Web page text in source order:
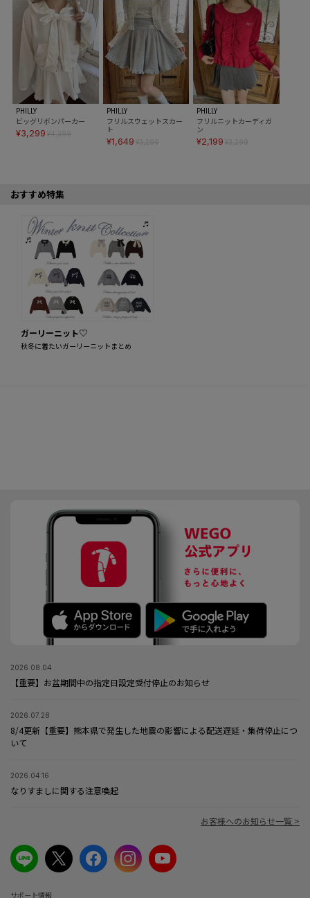
PHILLY
ビッグリボンパーカー
¥3,299 ¥4,399
PHILLY
フリルスウェットスカー
ト
¥1,649 ¥3,299
PHILLY
フリルニットカーディガ
ン
¥2,199 ¥3,299
おすすめ特集
ガーリーニット♡
秋冬に着たいガーリーニットまとめ
2026.08.04
【重要】お盆期間中の指定日設定受付停止のお知らせ
2026.07.28
8/4更新【重要】熊本県で発生した地震の影響による配送遅延・集荷停止につ
いて
2026.04.16
なりすましに関する注意喚起
お客様へのお知らせ一覧 >
サポート情報